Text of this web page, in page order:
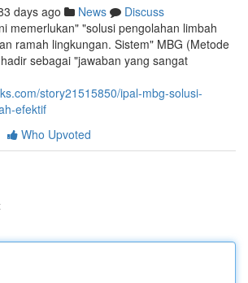
days ago News
Discuss
memerlukan" "solusi pengolahan limbah
ramah lingkungan. Sistem" MBG (Metode
sebagai "jawaban yang sangat
story21515850/ipal-mbg-solusi-
efektif
Who Upvoted